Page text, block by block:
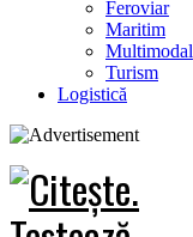
Feroviar
Maritim
Multimodal
Turism
Logistică